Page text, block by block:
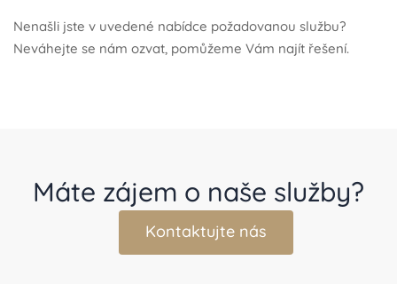
Nenašli jste v uvedené nabídce požadovanou službu?
Neváhejte se nám ozvat, pomůžeme Vám najít řešení.
Máte zájem o naše služby?
Kontaktujte nás